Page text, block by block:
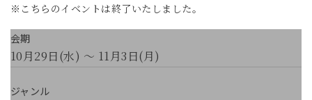
※こちらのイベントは終了いたしました。
会期
10月29日(水) ～ 11月3日(月)
ジャンル